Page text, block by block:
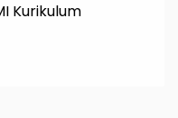
Kurikulum